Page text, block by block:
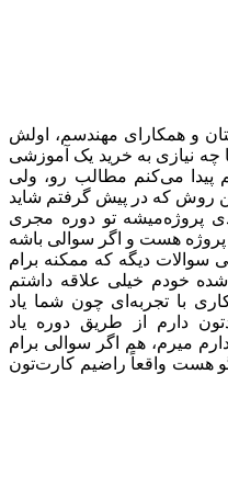
و همکارای مهندسم، اولش
نیازی به خرید یک آموزشی
پیدا می‌کنم مطالب رو، ولی
روش که در پیش گرفتم شاید
پروژه‌میشه تو دوره مجری
پروژه هست و اگر سوالی باشه
سوالات دیگه که ممکنه برام
شده خودم خیلی علاقه داشتم
با تجربه‌ای چون شما یاد
دارم از طریق دوره یاد
میرم، هم اگر سوالی برام
هست واقعاً راضیم کارت‌تون